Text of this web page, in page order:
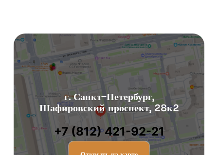
г. Санкт-Петербург,
Шафировский проспект, 28к2
+7 (812) 421-92-21